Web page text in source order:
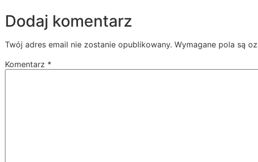
Dodaj komentarz
Twój adres email nie zostanie opublikowany. Wymagane pola są
Komentarz *